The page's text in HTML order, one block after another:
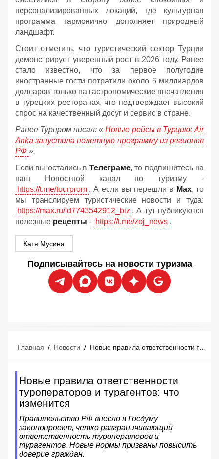
персонализированных локаций, где культурная
программа гармонично дополняет природный
ландшафт.
Стоит отметить, что туристический сектор Турции
демонстрирует уверенный рост в 2026 году. Ранее
стало известно, что за первое полугодие
иностранные гости потратили около 6 миллиардов
долларов только на гастрономические впечатления
в турецких ресторанах, что подтверждает высокий
спрос на качественный досуг и сервис в стране.
Ранее Турпром писал: « Новые рейсы в Турцию: Air
Anka запустила полетную программу из регионов
РФ ».
Если вы остались в Телеграме, то подпишитесь на
наш Новостной канал по туризму -
https://t.me/tourprom . А если вы перешли в Мах, то
мы транслируем туристические новости и туда:
https://max.ru/id7743542912_biz . А тут публикуются
полезные рецепты - https://t.me/zoj_news .
Катя Мусина
Подписывайтесь на новости туризма
Главная / Новости / Новые правила ответственности туроператоров и турагентов: что изменится
Новые правила ответственности
туроператоров и турагентов: что
изменится
Правительство РФ внесло в Госдуму
законопроект, четко разграничивающий
ответственность туроператоров и
турагентов. Новые нормы призваны повысить
доверие граждан.